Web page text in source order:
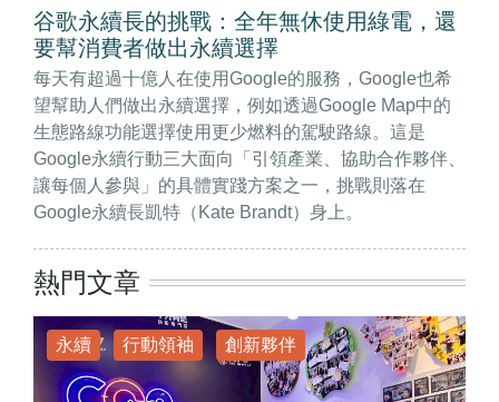
谷歌永續長的挑戰：全年無休使用綠電，還
要幫消費者做出永續選擇
每天有超過十億人在使用Google的服務，Google也希
望幫助人們做出永續選擇，例如透過Google Map中的
生態路線功能選擇使用更少燃料的駕駛路線。這是
Google永續行動三大面向「引領產業、協助合作夥伴、
讓每個人參與」的具體實踐方案之一，挑戰則落在
Google永續長凱特（Kate Brandt）身上。
熱門文章
永續 行動領袖 創新夥伴